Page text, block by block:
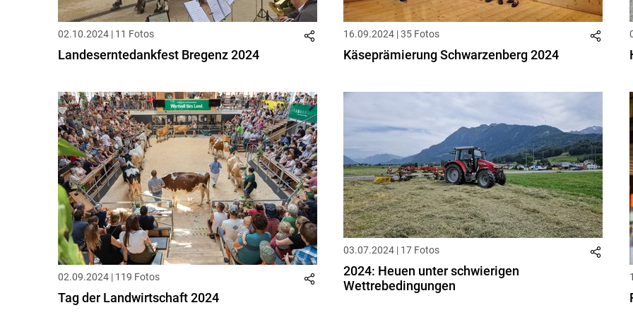
02.10.2024 | 11 Fotos
Landeserntedankfest Bregenz 2024
16.09.2024 | 35 Fotos
Käseprämierung Schwarzenberg 2024
02.09.2024 | 119 Fotos
Tag der Landwirtschaft 2024
03.07.2024 | 17 Fotos
2024: Heuen unter schwierigen
Wettrebedingungen